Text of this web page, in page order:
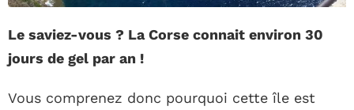
Le saviez-vous ? La Corse connait environ 30
jours de gel par an !
Vous comprenez donc pourquoi cette île est